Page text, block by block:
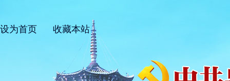
设为首页 收藏本站